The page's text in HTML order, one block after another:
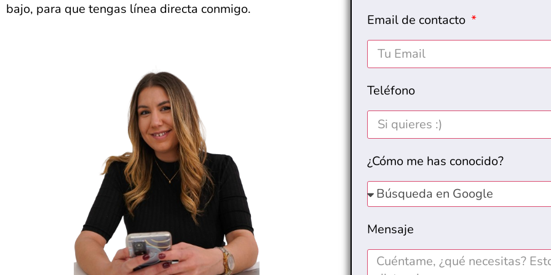
bajo, para que tengas línea directa conmigo.
Email de contacto
Teléfono
¿Cómo me has conocido?
Mensaje